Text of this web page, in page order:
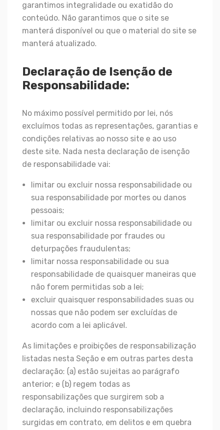
garantimos integralidade ou exatidão do
conteúdo. Não garantimos que o site se
manterá disponível ou que o material do site se
manterá atualizado.
Declaração de Isenção de
Responsabilidade:
No máximo possível permitido por lei, nós
excluímos todas as representações, garantias e
condições relativas ao nosso site e ao uso
deste site. Nada nesta declaração de isenção
de responsabilidade vai:
limitar ou excluir nossa responsabilidade ou
sua responsabilidade por mortes ou danos
pessoais;
limitar ou excluir nossa responsabilidade ou
sua responsabilidade por fraudes ou
deturpações fraudulentas;
limitar nossa responsabilidade ou sua
responsabilidade de quaisquer maneiras que
não forem permitidas sob a lei;
excluir quaisquer responsabilidades suas ou
nossas que não podem ser excluídas de
acordo com a lei aplicável.
As limitações e proibições de responsabilização
listadas nesta Seção e em outras partes desta
declaração: (a) estão sujeitas ao parágrafo
anterior; e (b) regem todas as
responsabilizações que surgirem sob a
declaração, incluindo responsabilizações
surgidas em contrato, em delitos e em quebra